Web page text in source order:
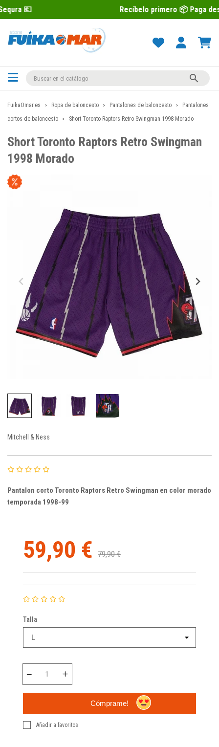
Recíbelo primero 📦 Paga después con

FuikaOmar.es Ropa de baloncesto Pantalones de baloncesto
Pantalones
cortos de baloncesto
Short Toronto Raptors Retro Swingman 1998 Morado
Short Toronto Raptors Retro Swingman
1998 Morado
Mitchell & Ness
Pantalon corto Toronto Raptors Retro Swingman en color morado
temporada 1998-99
59,90 € 79,90 €
Talla
Cómprame!
Añadir a favoritos